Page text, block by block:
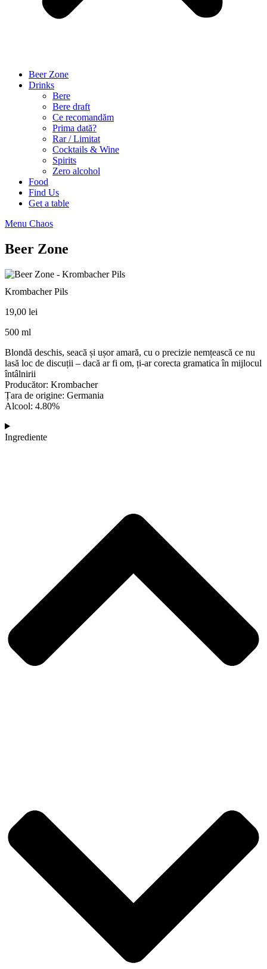
Beer Zone
Drinks
Bere
Bere draft
Ce recomandăm
Prima dată?
Rar / Limitat
Cocktails & Wine
Spirits
Zero alcohol
Food
Find Us
Get a table
Menu Chaos
Beer Zone
Krombacher Pils
19,00 lei
500 ml
Blondă deschis, seacă și ușor amară, cu o precizie nemțească ce nu
lasă loc de discuții – dacă ar fi om, ți-ar corecta gramatica în mijlocul
întâlnirii
Producător: Krombacher
Țara de origine: Germania
Alcool: 4.80%
Ingrediente